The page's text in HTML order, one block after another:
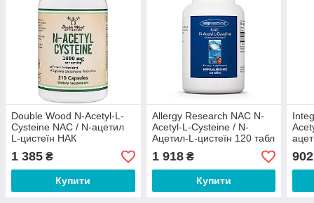
Double Wood N-Acetyl-L-
Cysteine NAC / N-ацетил
L-цистеїн НАК
антиоксидант 210 капсул
1 385 ₴
Купити
Allergy Research NAC N-
Acetyl-L-Cysteine / N-
Ацетил-L-цистеїн 120 табл
1 918₴
Купити
60
902